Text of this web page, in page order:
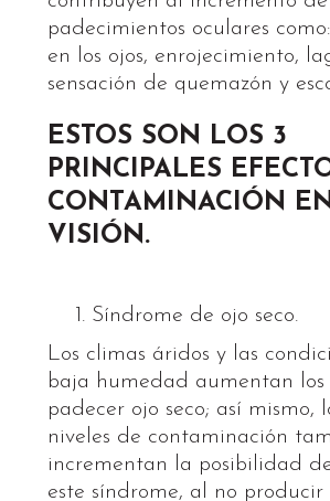
padecimientos oculares
en los ojos, enrojecimiento,
sensación de quemazón y
ESTOS SON LOS 3
PRINCIPALES
CONTAMINACIÓN
VISIÓN.
Síndrome de ojo seco.
Los climas áridos y las
baja humedad aumentan los
padecer ojo seco; así mismo,
niveles de contaminación
incrementan la posibilidad
este síndrome, al no